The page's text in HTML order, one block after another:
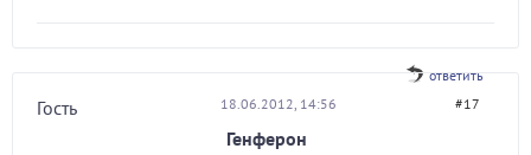
ответить
Гость 18.06.2012, 14:56 #17
Генферон